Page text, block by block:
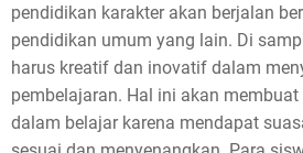
pendidikan karakter akan berjalan
pendidikan umum yang lain. Di
harus kreatif dan inovatif dalam
pembelajaran. Hal ini akan
dalam belajar karena mendapat